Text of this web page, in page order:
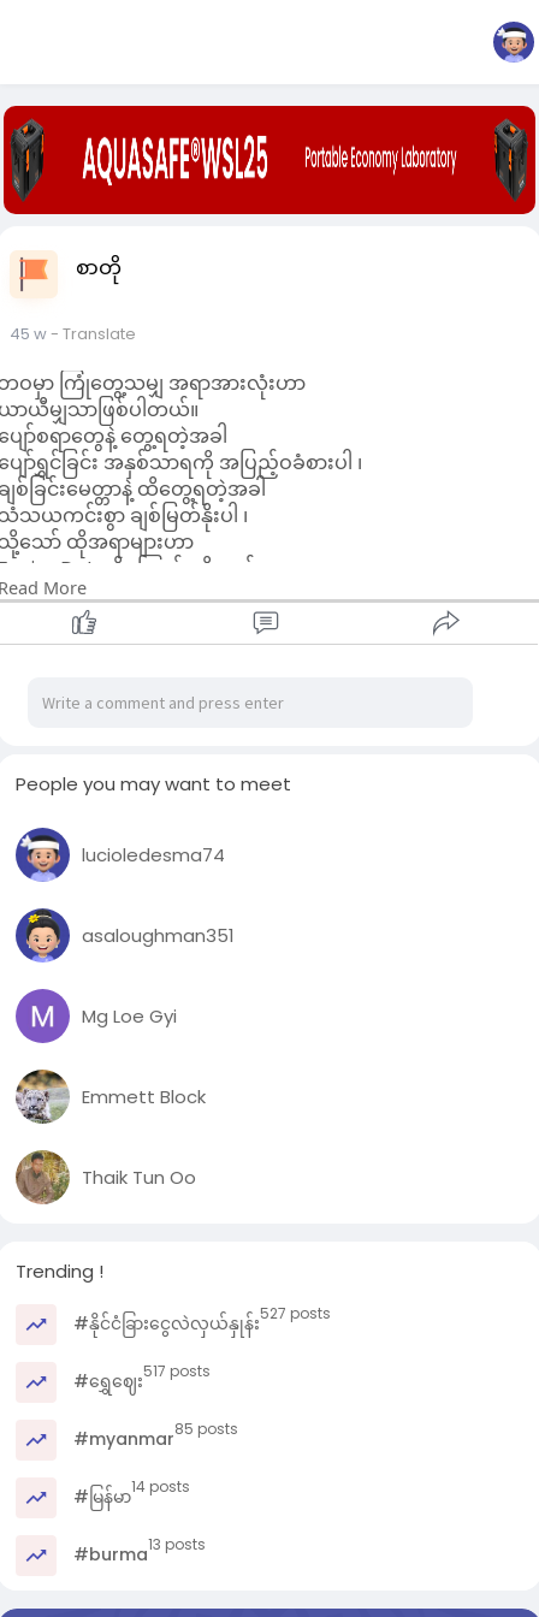
စာတို
45 w- Translate
ဝမှာ ကြုံတွေ့သမျှ အရာအားလုံးဟာ
ာယီမျှသာဖြစ်ပါတယ်။
ျော်စရာတွေနဲ့ တွေ့ရတဲ့အခါ
ျော်ရွှင်ခြင်း အနှစ်သာရကို အပြည့်ဝခံစားပါ ၊
ျစ်ခြင်းမေတ္တာနဲ့ ထိတွေ့ရတဲ့အခါ
သယကင်းစွာ ချစ်မြတ်နိုးပါ ၊
သော် ထိုအရာများဟာ
Date ရှိကြောင်းကိုလည်း
က်ခံနိုင်ဖို့ကြိုးစားပါ ၊
ခက်ခဲတွေ ၊ ဒုက္ခတွေနဲ့ ကြုံရတဲ့အခါမှာလည်း
ါဟာ ယာယီသာဖြစ်ကြောင်း သတိရပါ..
အရာတွေဟာ ထာဝရတည်မြဲနေမှာ မဟုတ်ပဲ
to original
More
People you may want to meet
lucioledesma74
asaloughman351
Mg Loe Gyi
Emmett Block
Thaik Tun Oo
Trending !
#နိုင်ငံခြားငွေလဲလှယ်နှုန်း527 posts
#ရွှေဈေး517 posts
#myanmar85 posts
#မြန်မာ14 posts
#burma13 posts